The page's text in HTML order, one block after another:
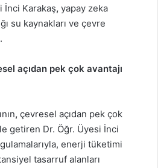
İnci Karakaş, yapay zeka
su kaynakları ve çevre
açıdan pek çok avantajı
, çevresel açıdan pek çok
getiren Dr. Öğr. Üyesi İnci
enerji tüketimi
tasarruf alanları